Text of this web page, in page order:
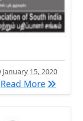
இடக் கூடாத இடங்கள்
January 15, 2020
Read More புள்ளி